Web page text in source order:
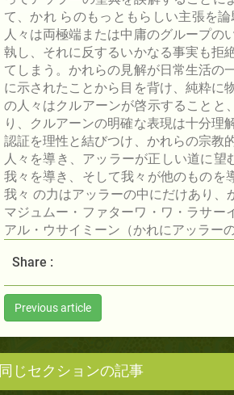
て、かれ らのもっともらしい主張を
人々は両極端または中庸のグループの
執し、それに反するいかなる事実も拒
てしまう。かれらの見解が日常生活の
に示されたことから目を背け、純粋に
の人々はクルアーンが啓示することと
り、クルアーンの明確な表現は十分
認証を理性と結びつけ、かれらの宗教
人々を導き、アッラーが正しい道に
我々を導き、そして我々が他のものを
我々 の力はアッラーの中にだけあり、
マジュムー・ファターワ・ワ・ラサー
アル・ウサイミーン（かれにアッラー
Share :
Previous article
同じセクションの記事